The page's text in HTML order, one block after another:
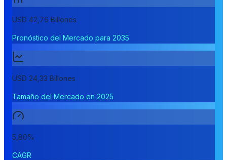
USD 42,76 Billones
Pronóstico del Mercado para 2035
USD 24,33 Billones
Tamaño del Mercado en 2025
5,80%
CAGR